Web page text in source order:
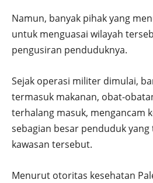
Namun, banyak pihak yang
untuk menguasai wilayah
pengusiran penduduknya.
Sejak operasi militer dimulai,
termasuk makanan, obat-
terhalang masuk, mengancam
sebagian besar penduduk
kawasan tersebut.
Menurut otoritas kesehatan